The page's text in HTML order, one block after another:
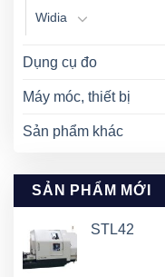
Widia
Dụng cụ đo
Máy móc, thiết bị
Sản phẩm khác
SẢN PHẨM MỚI
STL42